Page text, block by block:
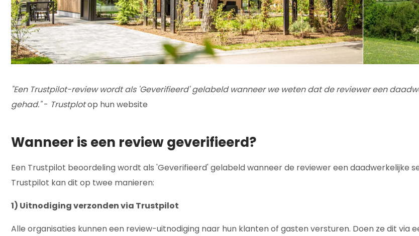
"Een Trustpilot-review wordt als 'Geverifieerd' gelabeld wanneer we weten dat de reviewer een
gehad."- Trustplotop hun website
Wanneer is een review geverifieerd?
Een Trustpilot beoordeling wordt als 'Geverifieerd' gelabeld wanneer de reviewer een daadwerkelijke
Trustpilot kan dit op twee manieren:
1) Uitnodiging verzonden via Trustpilot
Alle organisaties kunnen een review-uitnodiging naar hun klanten of gasten versturen. Doen ze dit via